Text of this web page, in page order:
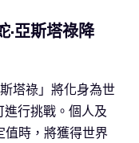
·亞斯塔祿降
塔祿」將化身為世
進行挑戰。個人及
值時，將獲得世界